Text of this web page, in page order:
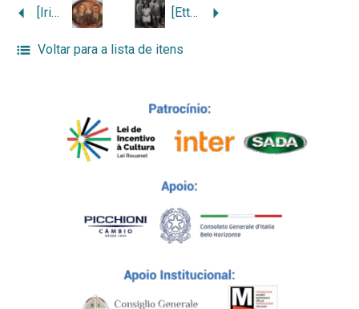
[Iria Candida de Jesus e Pacífico Stefano Botta] [Ettore Botta e família]
Voltar para a lista de itens